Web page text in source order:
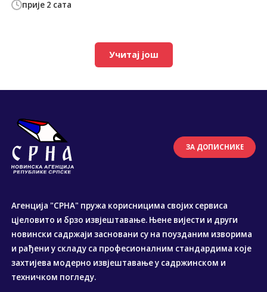
прије 2 сата
Учитај још
ЗА ДОПИСНИКЕ
Агенција "СРНА" пружа корисницима својих сервиса
цјеловито и брзо извјештавање. Њене вијести и други
новински садржаји засновани су на поузданим изворима
и рађени у складу са професионалним стандардима које
захтијева модерно извјештавање у садржинском и
техничком погледу.